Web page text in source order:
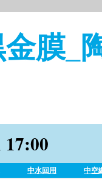
膜_
中水回用 中空